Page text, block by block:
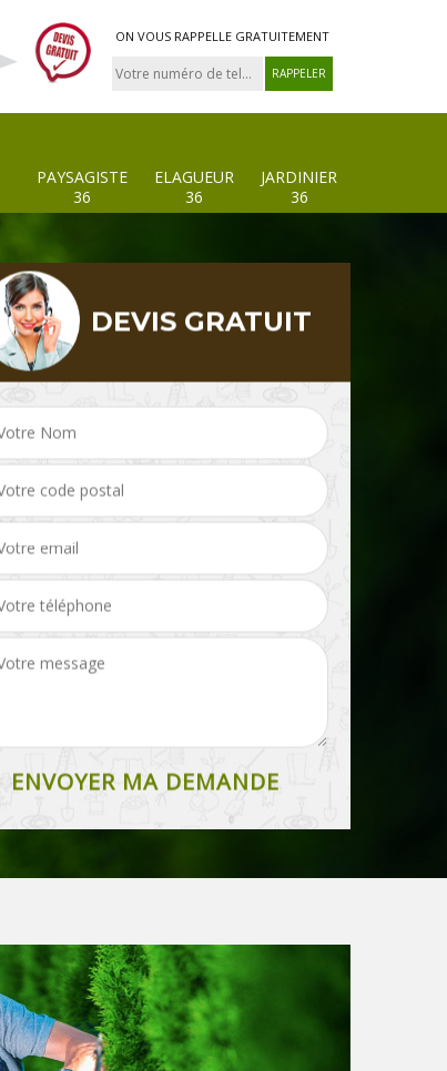
ON VOUS RAPPELLE GRATUITEMENT
PAYSAGISTE
36
ELAGUEUR
36
JARDINIER
36
Paysagiste 36 Elagueur 36
DEVIS GRATUIT